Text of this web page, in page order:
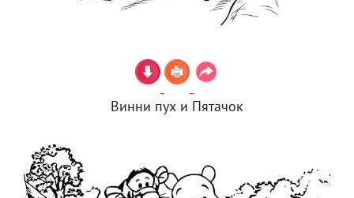
Винни пух и Пятачок